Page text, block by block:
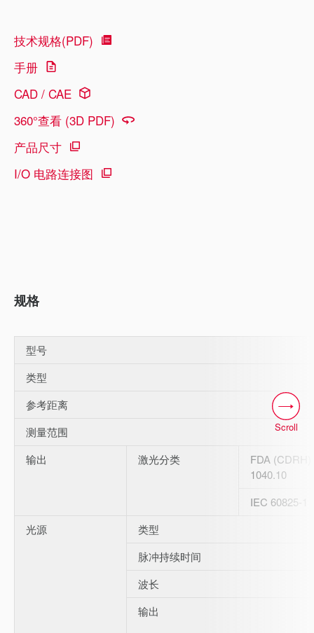
技术规格(PDF)
手册
CAD / CAE
360°查看 (3D PDF)
产品尺寸
I/O 电路连接图
规格
型号
类型
参考距离
测量范围
输出
激光分类
FDA (CDRH)
1040.10
IEC 60825-1
光源
类型
脉冲持续时间
波长
输出
Scroll